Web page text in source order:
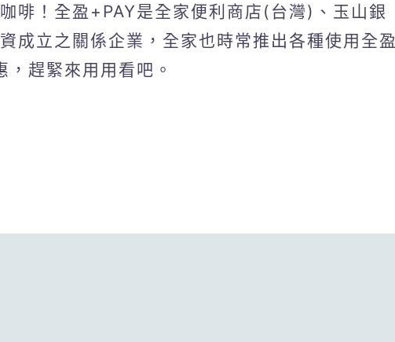
啡！全盈+PAY是全家便利商店(台灣)、玉山銀
成立之關係企業，全家也時常推出各種使用全盈
，趕緊來用用看吧。